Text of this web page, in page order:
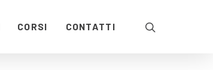
CORSI CONTATTI